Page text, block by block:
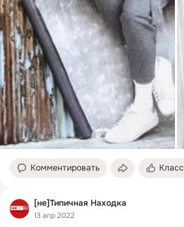
Комментировать Класс
[не]Типичная Находка
13 апр 2022